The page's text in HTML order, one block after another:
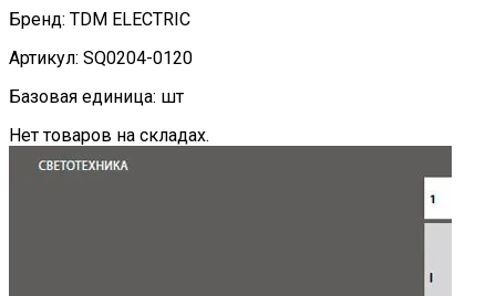
Бренд: TDM ELECTRIC
Артикул: SQ0204-0120
Базовая единица: шт
Нет товаров на складах.